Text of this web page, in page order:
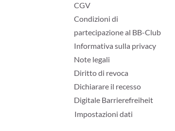
CGV
Condizioni di
partecipazione al BB-Club
Informativa sulla privacy
Note legali
Diritto di revoca
Dichiarare il recesso
Digitale Barrierefreiheit
Impostazioni dati